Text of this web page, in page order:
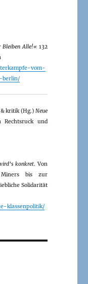
Bleiben Alle!«132
vom-
berlin/
& kritik (Hg.) Neue
Rechtsruck und
konkret. Von
bis zur
Solidarität
klassenpolitik/